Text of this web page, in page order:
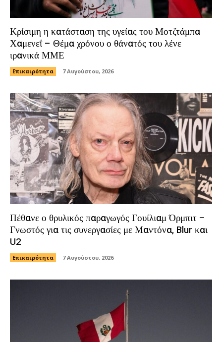
Κρίσιμη η κατάσταση της υγείας του Μοτζτάμπα
Χαμενεΐ – Θέμα χρόνου ο θάνατός του λένε
ιρανικά ΜΜΕ
Επικαιρότητα 7 Αυγούστου, 2026
Πέθανε ο θρυλικός παραγωγός Γουίλιαμ Όρμπιτ –
Γνωστός για τις συνεργασίες με Μαντόνα, Blur και
U2
Επικαιρότητα 7 Αυγούστου, 2026